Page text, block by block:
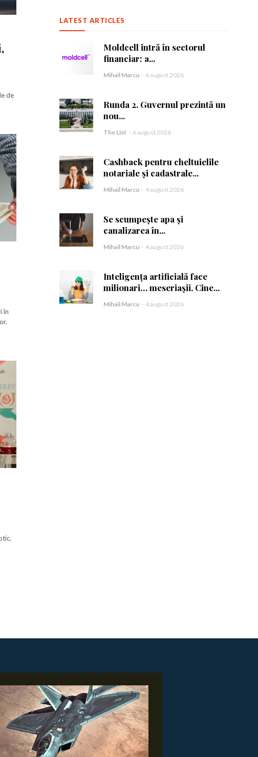
care inspiră.
care inspiră.
de
în
LATEST ARTICLES
Moldcell intră în sectorul
financiar: a...
Mihail Marcu - 6 august 2026
Runda 2. Guvernul prezintă un
nou...
The List - 6 august 2026
Cashback pentru cheltuielile
notariale și cadastrale...
Mihail Marcu - 4 august 2026
Se scumpește apa și
canalizarea în...
Mihail Marcu - 4 august 2026
Inteligența artificială face
milionari… meseriașii. Cine...
Mihail Marcu - 4 august 2026